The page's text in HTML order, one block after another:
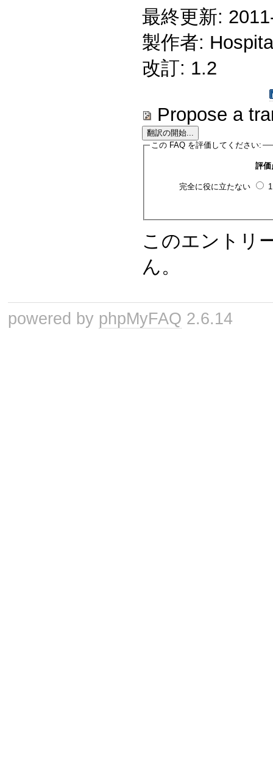
最終更新:
製作者:
改訂: 1.2
Propose a
この FAQ を評価してください:
評価
完全に役に立たない
このエントリ
ん。
powered by phpMyFAQ 2.6.14